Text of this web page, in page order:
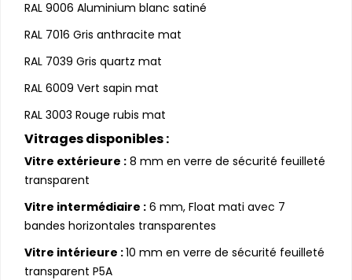
RAL 9006 Aluminium blanc satiné
RAL 7016 Gris anthracite mat
RAL 7039 Gris quartz mat
RAL 6009 Vert sapin mat
RAL 3003 Rouge rubis mat
Vitrages disponibles :
Vitre extérieure : 8 mm en verre de sécurité feuilleté
transparent
Vitre intermédiaire : 6 mm, Float mati avec 7
bandes horizontales transparentes
Vitre intérieure :10 mm en verre de sécurité feuilleté
transparent P5A